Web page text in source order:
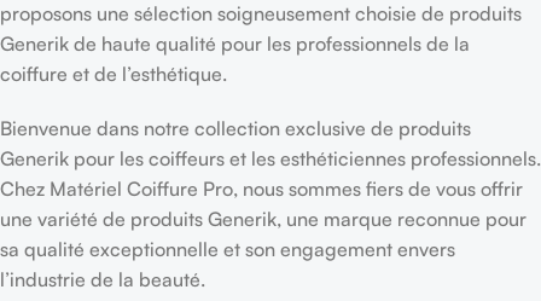
proposons une sélection soigneusement choisie de produits
Generik de haute qualité pour les professionnels de la
coiffure et de l’esthétique.
Bienvenue dans notre collection exclusive de produits
Generik pour les coiffeurs et les esthéticiennes professionnels.
Chez Matériel Coiffure Pro, nous sommes fiers de vous offrir
une variété de produits Generik, une marque reconnue pour
sa qualité exceptionnelle et son engagement envers
l’industrie de la beauté.